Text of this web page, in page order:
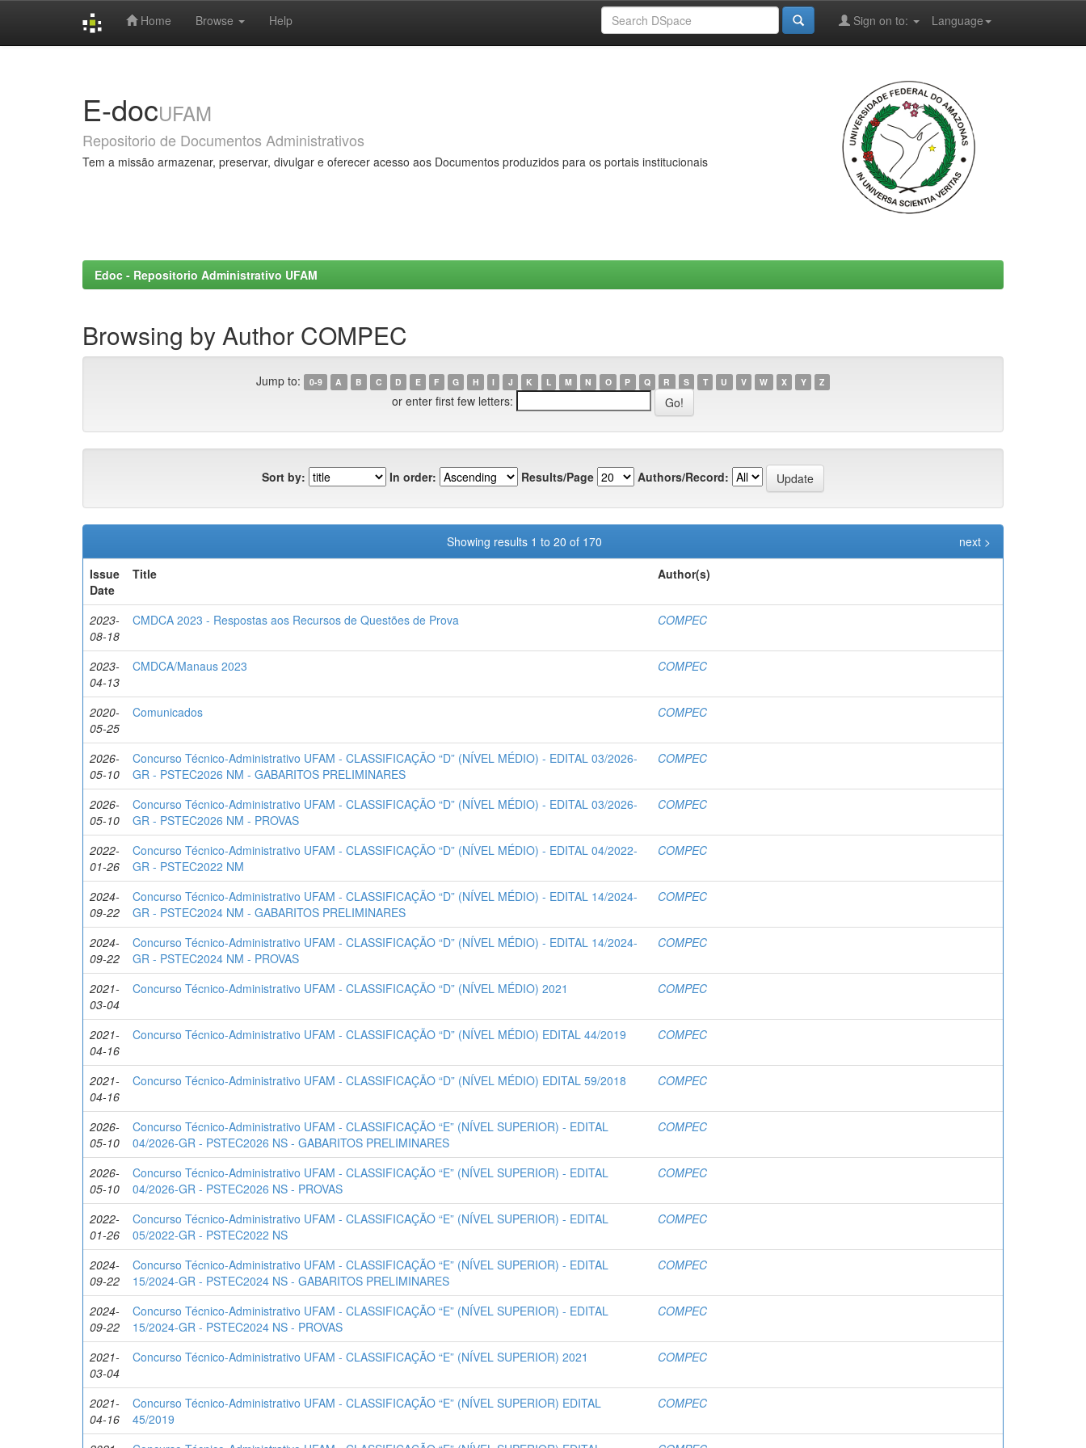
Home Browse Help Language
Sign on to:
E-docUFAM
Repositorio de Documentos Administrativos
Tem a missão armazenar, preservar, divulgar e oferecer acesso aos Documentos produzidos para os portais institucionais
Edoc - Repositorio Administrativo UFAM
Browsing by Author COMPEC
Jump to: 0-9 A B C D E F G H I J K L M N O P Q R S T U V W X Y Z
or enter first few letters:
Sort by: In order: Results/Page Authors/Record:
Showing results 1 to 20 of 170
next >
Issue
Date
Title Author(s)
2023-
08-18
CMDCA 2023 - Respostas aos Recursos de Questões de Prova COMPEC
2023-
04-13
CMDCA/Manaus 2023 COMPEC
2020-
05-25
Comunicados COMPEC
2026-
05-10
Concurso Técnico-Administrativo UFAM - CLASSIFICAÇÃO “D” (NÍVEL MÉDIO) - EDITAL 03/2026-
GR - PSTEC2026 NM - GABARITOS PRELIMINARES
COMPEC
2026-
05-10
Concurso Técnico-Administrativo UFAM - CLASSIFICAÇÃO “D” (NÍVEL MÉDIO) - EDITAL 03/2026-
GR - PSTEC2026 NM - PROVAS
COMPEC
2022-
01-26
Concurso Técnico-Administrativo UFAM - CLASSIFICAÇÃO “D” (NÍVEL MÉDIO) - EDITAL 04/2022-
GR - PSTEC2022 NM
COMPEC
2024-
09-22
Concurso Técnico-Administrativo UFAM - CLASSIFICAÇÃO “D” (NÍVEL MÉDIO) - EDITAL 14/2024-
GR - PSTEC2024 NM - GABARITOS PRELIMINARES
COMPEC
2024-
09-22
Concurso Técnico-Administrativo UFAM - CLASSIFICAÇÃO “D” (NÍVEL MÉDIO) - EDITAL 14/2024-
GR - PSTEC2024 NM - PROVAS
COMPEC
2021-
03-04
Concurso Técnico-Administrativo UFAM - CLASSIFICAÇÃO “D” (NÍVEL MÉDIO) 2021 COMPEC
2021-
04-16
Concurso Técnico-Administrativo UFAM - CLASSIFICAÇÃO “D” (NÍVEL MÉDIO) EDITAL 44/2019 COMPEC
2021-
04-16
Concurso Técnico-Administrativo UFAM - CLASSIFICAÇÃO “D” (NÍVEL MÉDIO) EDITAL 59/2018 COMPEC
2026-
05-10
Concurso Técnico-Administrativo UFAM - CLASSIFICAÇÃO “E” (NÍVEL SUPERIOR) - EDITAL
04/2026-GR - PSTEC2026 NS - GABARITOS PRELIMINARES
COMPEC
2026-
05-10
Concurso Técnico-Administrativo UFAM - CLASSIFICAÇÃO “E” (NÍVEL SUPERIOR) - EDITAL
04/2026-GR - PSTEC2026 NS - PROVAS
COMPEC
2022-
01-26
Concurso Técnico-Administrativo UFAM - CLASSIFICAÇÃO “E” (NÍVEL SUPERIOR) - EDITAL
05/2022-GR - PSTEC2022 NS
COMPEC
2024-
09-22
Concurso Técnico-Administrativo UFAM - CLASSIFICAÇÃO “E” (NÍVEL SUPERIOR) - EDITAL
15/2024-GR - PSTEC2024 NS - GABARITOS PRELIMINARES
COMPEC
2024-
09-22
Concurso Técnico-Administrativo UFAM - CLASSIFICAÇÃO “E” (NÍVEL SUPERIOR) - EDITAL
15/2024-GR - PSTEC2024 NS - PROVAS
COMPEC
2021-
03-04
Concurso Técnico-Administrativo UFAM - CLASSIFICAÇÃO “E” (NÍVEL SUPERIOR) 2021 COMPEC
2021-
04-16
Concurso Técnico-Administrativo UFAM - CLASSIFICAÇÃO “E” (NÍVEL SUPERIOR) EDITAL
45/2019
COMPEC